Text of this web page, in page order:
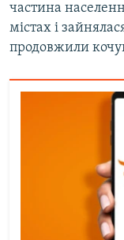
частина
містах і
продовжили